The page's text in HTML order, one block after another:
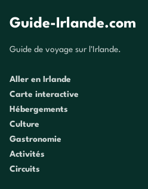
Guide-Irlande.com
Guide de voyage sur l'Irlande.
Aller en Irlande
Carte interactive
Hébergements
Culture
Gastronomie
Activités
Circuits